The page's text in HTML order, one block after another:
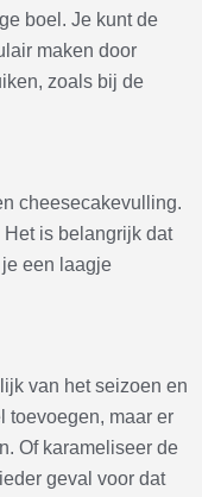
boel. Je kunt de
maken door
zoals bij de
cheesecakevulling.
is belangrijk dat
een laagje
van het seizoen en
toevoegen, maar er
Of karameliseer de
geval voor dat